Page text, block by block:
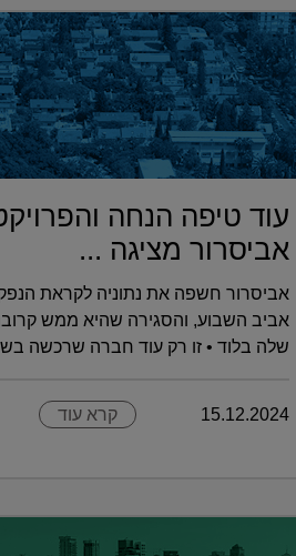
עוד טיפה הנחה
אביסרור מציגה ...
אביסרור חשפה את נתוניה לקראת
אביב השבוע, והסגירה שהיא ממש
שלה בלוד • זו רק עוד חברה שרכשה
15.12.2024 קרא עוד